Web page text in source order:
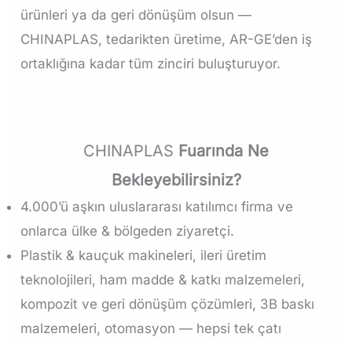
ürünleri ya da geri dönüşüm olsun —
CHINAPLAS, tedarikten üretime, AR-GE’den iş
ortaklığına kadar tüm zinciri buluşturuyor.
CHINAPLAS Fuarında Ne
Bekleyebilirsiniz?
4.000’ü aşkın uluslararası katılımcı firma ve
onlarca ülke & bölgeden ziyaretçi.
Plastik & kauçuk makineleri, ileri üretim
teknolojileri, ham madde & katkı malzemeleri,
kompozit ve geri dönüşüm çözümleri, 3B baskı
malzemeleri, otomasyon — hepsi tek çatı